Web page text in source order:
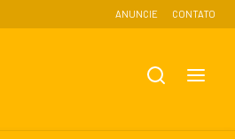
ANUNCIE CONTATO